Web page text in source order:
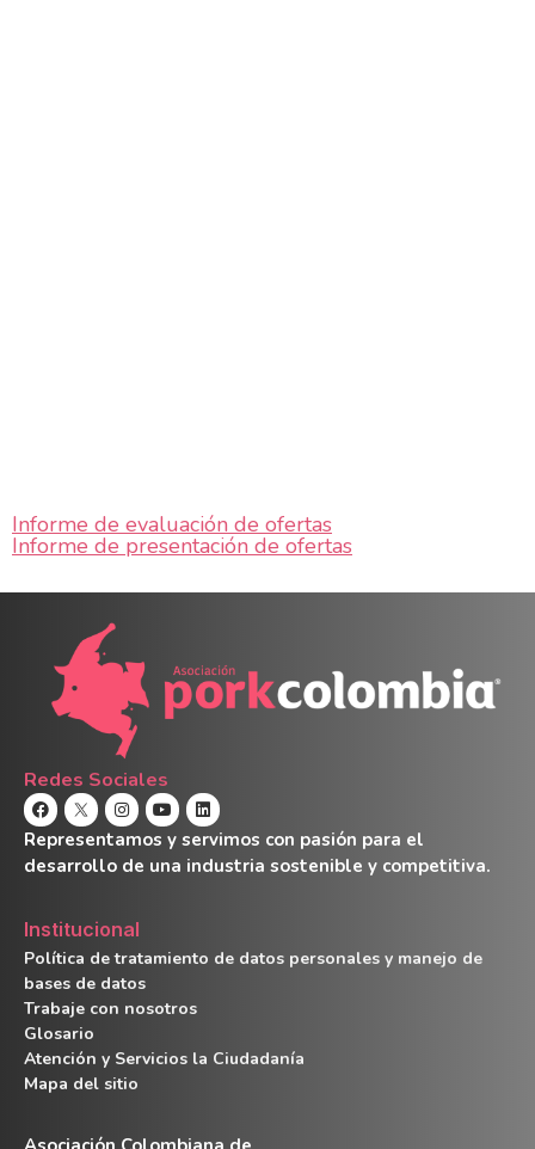
Informe de evaluación de ofertas
Informe de presentación de ofertas
Redes Sociales
Representamos y servimos con pasión para el
desarrollo de una industria sostenible y competitiva.
Institucional
Política de tratamiento de datos personales y manejo de
bases de datos
Trabaje con nosotros
Glosario
Atención y Servicios la Ciudadanía
Mapa del sitio